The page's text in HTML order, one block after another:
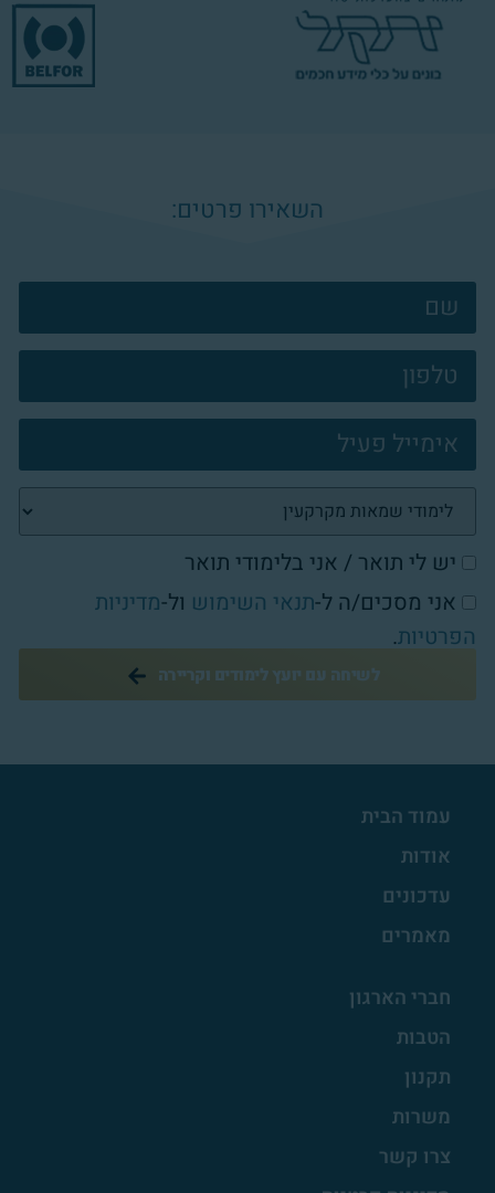
השאירו פרטים:
צרו
קשר
פוטר
יש לי תואר / אני בלימודי תואר
אני מסכים/ה ל-תנאי השימוש ול-מדיניות
הפרטיות.
לשיחה עם יועץ לימודים וקריירה
עמוד הבית
אודות
עדכונים
מאמרים
חברי הארגון
הטבות
תקנון
משרות
צרו קשר